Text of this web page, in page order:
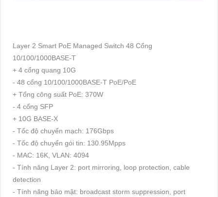
Layer 2 Smart PoE Managed Switch 48 Cổng
10/100/1000BASE-T
+ 4 cổng quang 10G
- 48 cổng 10/100/1000BASE-T PoE/PoE
+ Tổng công suất PoE: 370W
- 4 cổng SFP
+ 10G BASE-X
- Tốc độ chuyển mạch: 176Gbps
- Tốc độ chuyển gói tin: 130.95Mpps
- MAC: 16K, VLAN: 4094
- Tính năng Layer 2: port mirroring, loop protection, cable
detection
- Tính năng bảo mật: broadcast storm suppression, port